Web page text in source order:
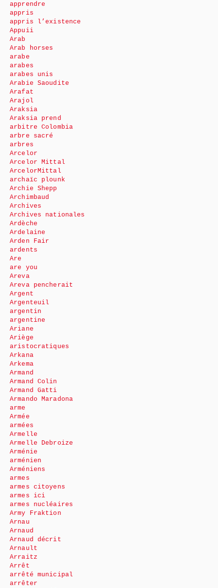
apprendre
appris
appris l’existence
Appuii
Arab
Arab horses
arabe
arabes
arabes unis
Arabie Saoudite
Arafat
Arajol
Araksia
Araksia prend
arbitre Colombia
arbre sacré
arbres
Arcelor
Arcelor Mittal
ArcelorMittal
archaïc plounk
Archie Shepp
Archimbaud
Archives
Archives nationales
Ardèche
Ardelaine
Arden Fair
ardents
Are
are you
Areva
Areva pencherait
Argent
Argenteuil
argentin
argentine
Ariane
Ariège
aristocratiques
Arkana
Arkema
Armand
Armand Colin
Armand Gatti
Armando Maradona
arme
Armée
armées
Armelle
Armelle Debroize
Arménie
arménien
Arméniens
armes
armes citoyens
armes ici
armes nucléaires
Army Fraktion
Arnau
Arnaud
Arnaud décrit
Arnault
Arraitz
Arrêt
arrêté municipal
arrêter